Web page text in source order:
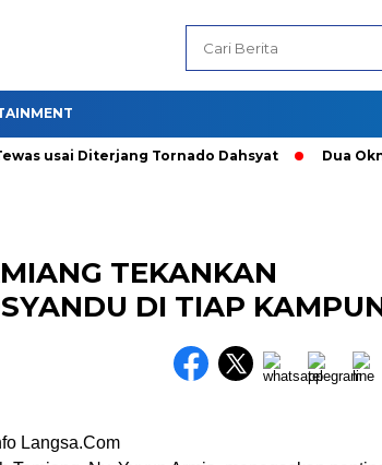
usai Diterjang Tornado Dahsyat Dua
TEKANKAN
DI TIAP
Langsa.Com